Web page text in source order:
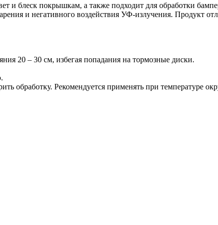
и блеск покрышкам, а также подходит для обработки
и негативного воздействия УФ-излучения. Продукт
20 – 30 см, избегая попадания на тормозные диски.
обработку. Рекомендуется применять при температуре